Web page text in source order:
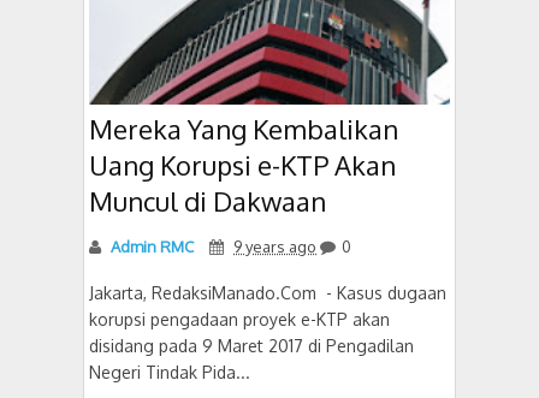
Mereka Yang Kembalikan
Uang Korupsi e-KTP Akan
Muncul di Dakwaan
Admin RMC 9 years ago 0
Jakarta, RedaksiManado.Com - Kasus dugaan
korupsi pengadaan proyek e-KTP akan
disidang pada 9 Maret 2017 di Pengadilan
Negeri Tindak Pida...